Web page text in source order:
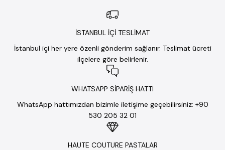
İSTANBUL İÇİ TESLİMAT
İstanbul içi her yere özenli gönderim sağlanır. Teslimat ücreti
ilçelere göre belirlenir.
WHATSAPP SİPARİŞ HATTI
WhatsApp hattımızdan bizimle iletişime geçebilirsiniz: +90
530 205 32 01
HAUTE COUTURE PASTALAR